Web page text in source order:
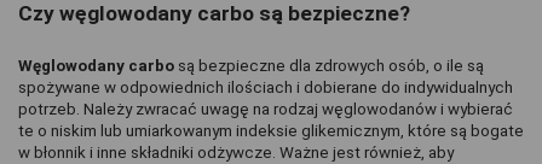
Czy węglowodany carbo są bezpieczne?
Węglowodany carbo są bezpieczne dla zdrowych osób, o ile są
spożywane w odpowiednich ilościach i dobierane do indywidualnych
potrzeb. Należy zwracać uwagę na rodzaj węglowodanów i wybierać
te o niskim lub umiarkowanym indeksie glikemicznym, które są bogate
w błonnik i inne składniki odżywcze. Ważne jest również, aby